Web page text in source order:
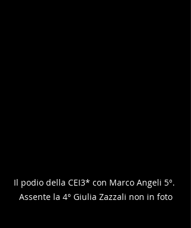
Il podio della CEI3* con Marco Angeli 5°.
Assente la 4° Giulia Zazzali non in foto